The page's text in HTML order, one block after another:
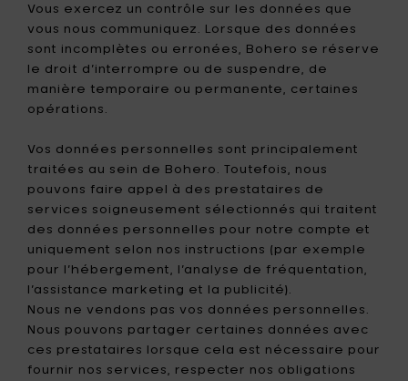
Vous exercez un contrôle sur les données que
vous nous communiquez. Lorsque des données
sont incomplètes ou erronées, Bohero se réserve
le droit d’interrompre ou de suspendre, de
manière temporaire ou permanente, certaines
opérations.
Vos données personnelles sont principalement
traitées au sein de Bohero. Toutefois, nous
pouvons faire appel à des prestataires de
services soigneusement sélectionnés qui traitent
des données personnelles pour notre compte et
uniquement selon nos instructions (par exemple
pour l’hébergement, l’analyse de fréquentation,
l’assistance marketing et la publicité).
Nous ne vendons pas vos données personnelles.
Nous pouvons partager certaines données avec
ces prestataires lorsque cela est nécessaire pour
fournir nos services, respecter nos obligations